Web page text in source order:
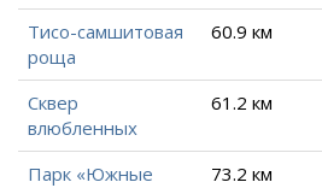
Тисо-самшитовая
роща
60.9 км
Сквер
влюбленных
61.2 км
Парк «Южные
73.2 км